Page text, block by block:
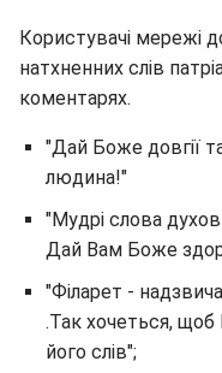
Користувачі мережі
натхненних слів
коментарях.
"Дай Боже довгії
людина!"
"Мудрі слова
Дай Вам Боже
"Філарет -
.Так хочеться, щоб
його слів";